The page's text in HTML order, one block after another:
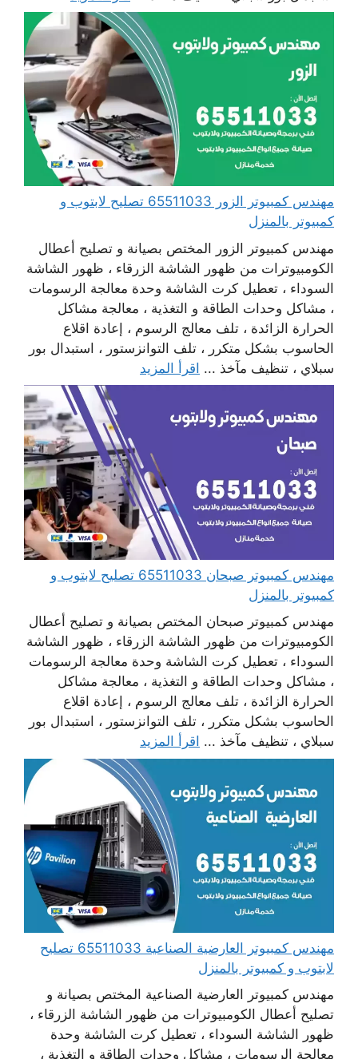
مهندس كمبيوتر الزور 65511033 تصليح لابتوب و
كمبيوتر بالمنزل
مهندس كمبيوتر الزور المختص بصيانة و تصليح أعطال
الكومبيوترات من ظهور الشاشة الزرقاء ، ظهور الشاشة
السوداء ، تعطيل كرت الشاشة وحدة معالجة الرسومات
، مشاكل وحدات الطاقة و التغذية ، معالجة مشاكل
الحرارة الزائدة ، تلف معالج الرسوم ، إعادة اقلاع
الحاسوب بشكل متكرر ، تلف التوانزستور ، استبدال بور
سبلاي ، تنظيف مآخذ ... اقرأ المزيد
مهندس كمبيوتر صبحان 65511033 تصليح لابتوب و
كمبيوتر بالمنزل
مهندس كمبيوتر صبحان المختص بصيانة و تصليح أعطال
الكومبيوترات من ظهور الشاشة الزرقاء ، ظهور الشاشة
السوداء ، تعطيل كرت الشاشة وحدة معالجة الرسومات
، مشاكل وحدات الطاقة و التغذية ، معالجة مشاكل
الحرارة الزائدة ، تلف معالج الرسوم ، إعادة اقلاع
الحاسوب بشكل متكرر ، تلف التوانزستور ، استبدال بور
سبلاي ، تنظيف مآخذ ... اقرأ المزيد
مهندس كمبيوتر العارضية الصناعية 65511033 تصليح
لابتوب و كمبيوتر بالمنزل
مهندس كمبيوتر العارضية الصناعية المختص بصيانة و
تصليح أعطال الكومبيوترات من ظهور الشاشة الزرقاء ،
ظهور الشاشة السوداء ، تعطيل كرت الشاشة وحدة
معالجة الرسومات ، مشاكل وحدات الطاقة و التغذية ،